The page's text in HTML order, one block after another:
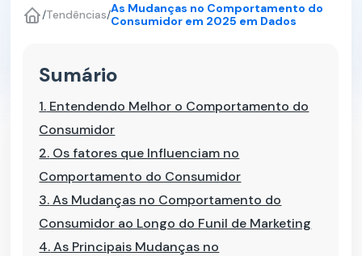
/Tendências/As Mudanças no Comportamento do
Consumidor em 2025 em Dados
Sumário
1. Entendendo Melhor o Comportamento do
Consumidor
2. Os fatores que Influenciam no
Comportamento do Consumidor
3.As Mudanças no Comportamento do
Consumidor ao Longo do Funil de Marketing
4.As Principais Mudanças no